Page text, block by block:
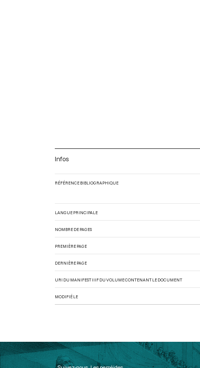
Infos
RÉFÉRENCE BIBLIOGRAPHIQUE
LANGUE PRINCIPALE
NOMBRE DE PAGES
PREMIÈRE PAGE
DERNIÈRE PAGE
URI DU MANIFEST IIIF DU VOLUME CONTENANT LE DOCUMENT
MODIFIÉ LE